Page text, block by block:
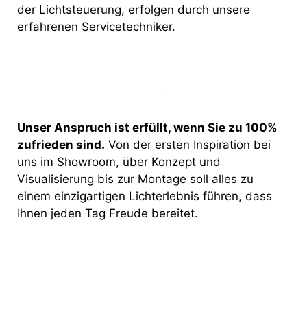
der Lichtsteuerung, erfolgen durch unsere
erfahrenen Servicetechniker.
Unser Anspruch ist erfüllt, wenn Sie zu 100%
zufrieden sind. Von der ersten Inspiration bei
uns im Showroom, über Konzept und
Visualisierung bis zur Montage soll alles zu
einem einzigartigen Lichterlebnis führen, dass
Ihnen jeden Tag Freude bereitet.